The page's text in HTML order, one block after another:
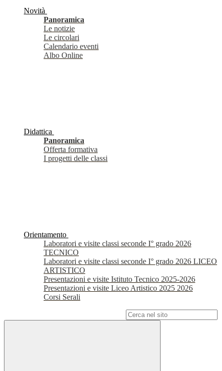
Novità
Panoramica
Le notizie
Le circolari
Calendario eventi
Albo Online
Didattica
Panoramica
Offerta formativa
I progetti delle classi
Orientamento
Laboratori e visite classi seconde I° grado 2026
TECNICO
Laboratori e visite classi seconde I° grado 2026 LICEO
ARTISTICO
Presentazioni e visite Istituto Tecnico 2025-2026
Presentazioni e visite Liceo Artistico 2025 2026
Corsi Serali